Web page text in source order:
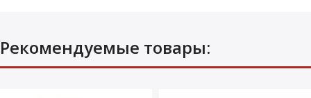
Рекомендуемые товары: